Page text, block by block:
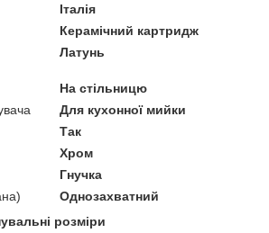
Італія
Керамічний картридж
Латунь
На стільницю
Для кухонної мийки
Так
Хром
Гнучка
Однозахватний
розміри